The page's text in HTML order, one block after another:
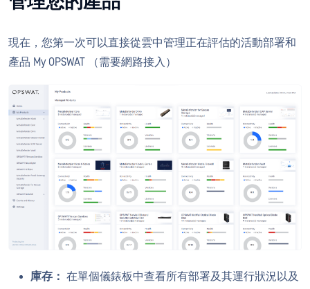
現在，您第一次可以直接從雲中管理正在評估的活動部署和
產品 My OPSWAT （需要網路接入）
庫存： 在單個儀錶板中查看所有部署及其運行狀況以及